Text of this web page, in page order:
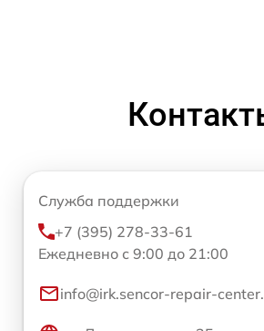
Служба поддержки
+7 (395) 278-33-61
Ежедневно с 9:00 до 21:00
info@irk.sencor-repair-